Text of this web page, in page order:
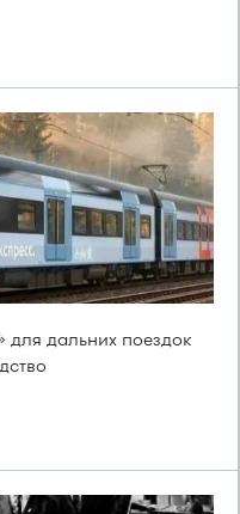
для дальних поездок